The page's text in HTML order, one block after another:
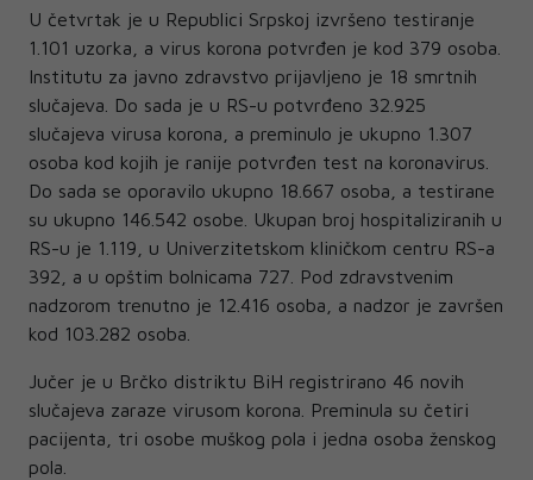
U četvrtak je u Republici Srpskoj izvršeno testiranje
1.101 uzorka, a virus korona potvrđen je kod 379 osoba.
Institutu za javno zdravstvo prijavljeno je 18 smrtnih
slučajeva. Do sada je u RS-u potvrđeno 32.925
slučajeva virusa korona, a preminulo je ukupno 1.307
osoba kod kojih je ranije potvrđen test na koronavirus.
Do sada se oporavilo ukupno 18.667 osoba, a testirane
su ukupno 146.542 osobe. Ukupan broj hospitaliziranih u
RS-u je 1.119, u Univerzitetskom kliničkom centru RS-a
392, a u opštim bolnicama 727. Pod zdravstvenim
nadzorom trenutno je 12.416 osoba, a nadzor je završen
kod 103.282 osoba.
Jučer je u Brčko distriktu BiH registrirano 46 novih
slučajeva zaraze virusom korona. Preminula su četiri
pacijenta, tri osobe muškog pola i jedna osoba ženskog
pola.